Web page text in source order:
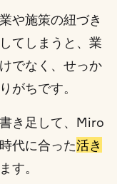
や施策の紐づき
てしまうと、業
でなく、せっか
がちです。
き足して、Miro
代に合った活き
す。